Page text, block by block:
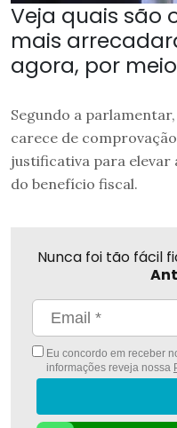
Veja quais são
mais
agora, por
Segundo a
carece de
justificativa para
do benefício fiscal.
Nunca foi tão fácil
Eu concordo em receber
informações reveja nossa